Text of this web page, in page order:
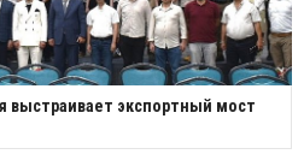
выстраивает экспортный мост